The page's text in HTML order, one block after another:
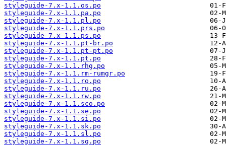
styleguide-7.x-1.1.os.po
styleguide-7.x-1.1.pa.po
styleguide-7.x-1.1.pl.po
styleguide-7.x-1.1.prs.po
styleguide-7.x-1.1.ps.po
styleguide-7.x-1.1.pt-br.po
styleguide-7.x-1.1.pt-pt.po
styleguide-7.x-1.1.pt.po
styleguide-7.x-1.1.rhg.po
styleguide-7.x-1.1.rm-rumgr.po
styleguide-7.x-1.1.ro.po
styleguide-7.x-1.1.ru.po
styleguide-7.x-1.1.rw.po
styleguide-7.x-1.1.sco.po
styleguide-7.x-1.1.se.po
styleguide-7.x-1.1.si.po
styleguide-7.x-1.1.sk.po
styleguide-7.x-1.1.sl.po
styleguide-7.x-1.1.sq.po